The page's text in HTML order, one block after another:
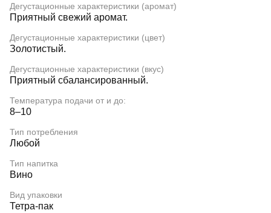
Дегустационные характеристики (аромат)
Приятный свежий аромат.
Дегустационные характеристики (цвет)
Золотистый.
Дегустационные характеристики (вкус)
Приятный сбалансированный.
Температура подачи от и до:
8–10
Тип потребления
Любой
Тип напитка
Вино
Вид упаковки
Тетра-пак